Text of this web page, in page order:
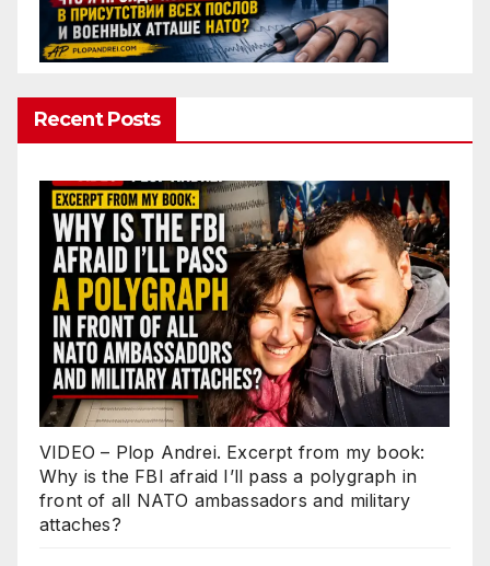
Recent Posts
VIDEO – Plop Andrei. Excerpt from my book:
Why is the FBI afraid I’ll pass a polygraph in
front of all NATO ambassadors and military
attaches?